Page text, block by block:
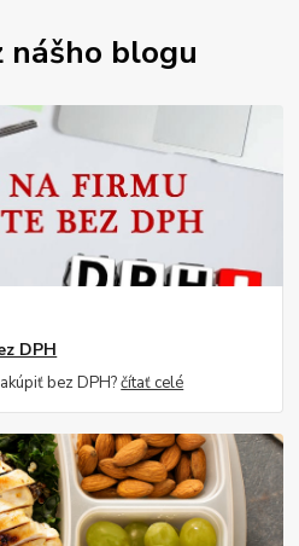
nášho blogu
DPH
bez DPH?čítať celé